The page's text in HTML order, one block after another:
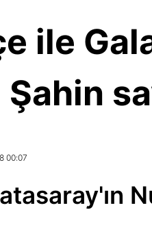
ile
Şahin
00:07